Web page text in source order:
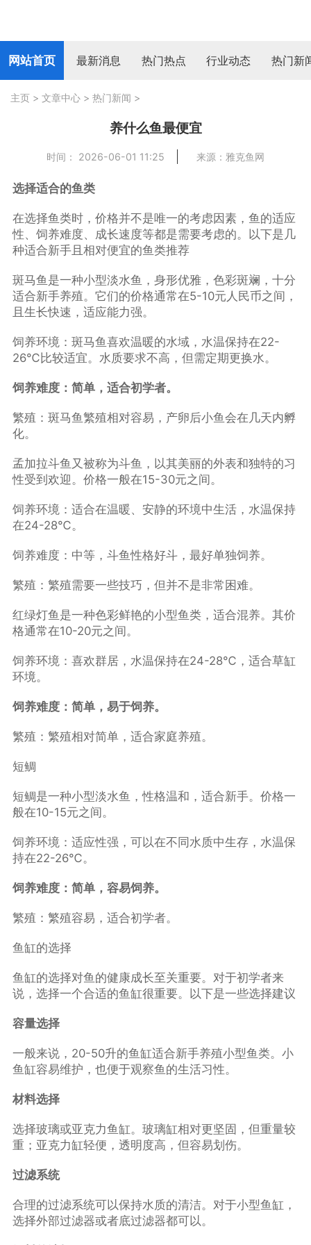
网站首页 最新消息 热门热点 行业动态 热门新
主页 > 文章中心 > 热门新闻 >
养什么鱼最便宜
时间： 2026-06-01 11:25 来源：雅克鱼网
选择适合的鱼类
在选择鱼类时，价格并不是唯一的考虑因素，鱼的适应
性、饲养难度、成长速度等都是需要考虑的。以下是几
种适合新手且相对便宜的鱼类推荐
斑马鱼是一种小型淡水鱼，身形优雅，色彩斑斓，十分
适合新手养殖。它们的价格通常在5-10元人民币之间，
且生长快速，适应能力强。
饲养环境：斑马鱼喜欢温暖的水域，水温保持在22-
26℃比较适宜。水质要求不高，但需定期更换水。
饲养难度：简单，适合初学者。
繁殖：斑马鱼繁殖相对容易，产卵后小鱼会在几天内孵
化。
孟加拉斗鱼又被称为斗鱼，以其美丽的外表和独特的习
性受到欢迎。价格一般在15-30元之间。
饲养环境：适合在温暖、安静的环境中生活，水温保持
在24-28℃。
饲养难度：中等，斗鱼性格好斗，最好单独饲养。
繁殖：繁殖需要一些技巧，但并不是非常困难。
红绿灯鱼是一种色彩鲜艳的小型鱼类，适合混养。其价
格通常在10-20元之间。
饲养环境：喜欢群居，水温保持在24-28℃，适合草缸
环境。
饲养难度：简单，易于饲养。
繁殖：繁殖相对简单，适合家庭养殖。
短鲷
短鲷是一种小型淡水鱼，性格温和，适合新手。价格一
般在10-15元之间。
饲养环境：适应性强，可以在不同水质中生存，水温保
持在22-26℃。
饲养难度：简单，容易饲养。
繁殖：繁殖容易，适合初学者。
鱼缸的选择
鱼缸的选择对鱼的健康成长至关重要。对于初学者来
说，选择一个合适的鱼缸很重要。以下是一些选择建议
容量选择
一般来说，20-50升的鱼缸适合新手养殖小型鱼类。小
鱼缸容易维护，也便于观察鱼的生活习性。
材料选择
选择玻璃或亚克力鱼缸。玻璃缸相对更坚固，但重量较
重；亚克力缸轻便，透明度高，但容易划伤。
过滤系统
合理的过滤系统可以保持水质的清洁。对于小型鱼缸，
选择外部过滤器或者底过滤器都可以。